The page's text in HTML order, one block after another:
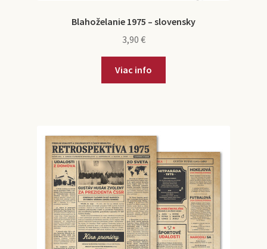
Blahoželanie 1975 – slovensky
3,90 €
Viac info